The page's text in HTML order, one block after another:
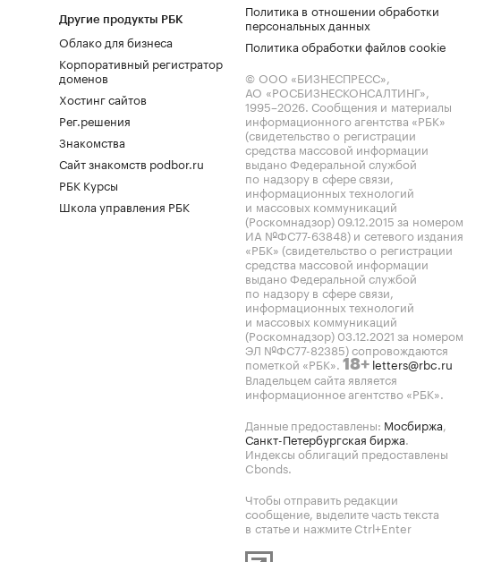
Другие продукты РБК
Облако для бизнеса
Корпоративный регистратор
доменов
Хостинг сайтов
Рег.решения
Знакомства
Сайт знакомств podbor.ru
РБК Курсы
Школа управления РБК
Политика в отношении обработки
персональных данных
Политика обработки файлов cookie
© ООО «БИЗНЕСПРЕСС»,
АО «РОСБИЗНЕСКОНСАЛТИНГ»,
1995–2026. Сообщения и материалы
информационного агентства «РБК»
(свидетельство о регистрации
средства массовой информации
выдано Федеральной службой
по надзору в сфере связи,
информационных технологий
и массовых коммуникаций
(Роскомнадзор) 09.12.2015 за номером
ИА №ФС77-63848) и сетевого издания
«РБК» (свидетельство о регистрации
средства массовой информации
выдано Федеральной службой
по надзору в сфере связи,
информационных технологий
и массовых коммуникаций
(Роскомнадзор) 03.12.2021 за номером
ЭЛ №ФС77-82385) сопровождаются
пометкой «РБК». 18+ letters@rbc.ru
Владельцем сайта является
информационное агентство «РБК».
Данные предоставлены: Мосбиржа,
Санкт-Петербургская биржа.
Индексы облигаций предоставлены
Cbonds.
Чтобы отправить редакции
сообщение, выделите часть текста
в статье и нажмите Ctrl+Enter